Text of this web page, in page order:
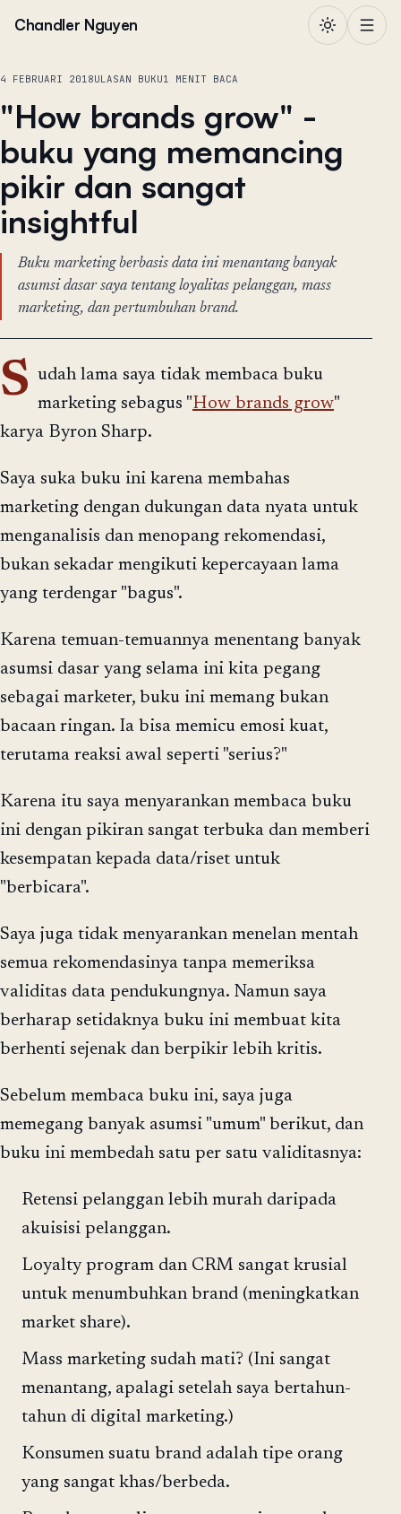
Chandler Nguyen
4 FEBRUARI 2018ULASAN BUKU1 MENIT BACA
"How brands grow" -
buku yang memancing
pikir dan sangat
insightful
Buku marketing berbasis data ini menantang banyak
asumsi dasar saya tentang loyalitas pelanggan, mass
marketing, dan pertumbuhan brand.
S udah lama saya tidak membaca buku
marketing sebagus "How brands grow"
karya Byron Sharp.
Saya suka buku ini karena membahas
marketing dengan dukungan data nyata untuk
menganalisis dan menopang rekomendasi,
bukan sekadar mengikuti kepercayaan lama
yang terdengar "bagus".
Karena temuan-temuannya menentang banyak
asumsi dasar yang selama ini kita pegang
sebagai marketer, buku ini memang bukan
bacaan ringan. Ia bisa memicu emosi kuat,
terutama reaksi awal seperti "serius?"
Karena itu saya menyarankan membaca buku
ini dengan pikiran sangat terbuka dan memberi
kesempatan kepada data/riset untuk
"berbicara".
Saya juga tidak menyarankan menelan mentah
semua rekomendasinya tanpa memeriksa
validitas data pendukungnya. Namun saya
berharap setidaknya buku ini membuat kita
berhenti sejenak dan berpikir lebih kritis.
Sebelum membaca buku ini, saya juga
memegang banyak asumsi "umum" berikut, dan
buku ini membedah satu per satu validitasnya:
Retensi pelanggan lebih murah daripada
akuisisi pelanggan.
Loyalty program dan CRM sangat krusial
untuk menumbuhkan brand (meningkatkan
market share).
Mass marketing sudah mati? (Ini sangat
menantang, apalagi setelah saya bertahun-
tahun di digital marketing.)
Konsumen suatu brand adalah tipe orang
yang sangat khas/berbeda.